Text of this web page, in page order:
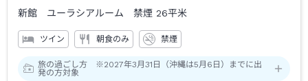
新館 ユーラシアルーム 禁煙 26平米
ツイン 朝食のみ 禁煙
旅の過ごし方 ※2027年3月31日（沖縄は5月6日）までに出
発の方対象